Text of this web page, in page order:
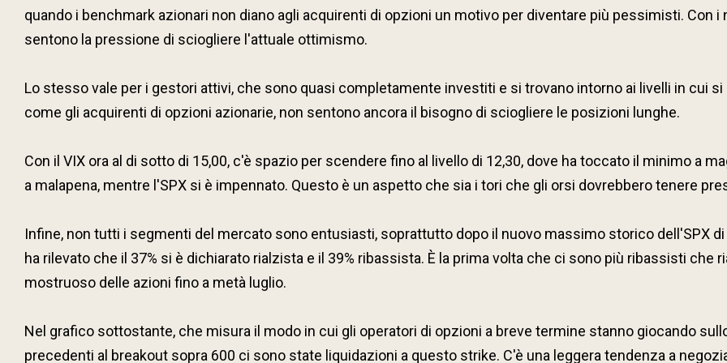
quando i benchmark azionari non diano agli acquirenti di opzioni un motivo per diventare più pessimisti. Con
sentono la pressione di sciogliere l'attuale ottimismo.
Lo stesso vale per i gestori attivi, che sono quasi completamente investiti e si trovano intorno ai livelli in cui
come gli acquirenti di opzioni azionarie, non sentono ancora il bisogno di sciogliere le posizioni lunghe.
Con il VIX ora al di sotto di 15,00, c'è spazio per scendere fino al livello di 12,30, dove ha toccato il minimo a
a malapena, mentre l'SPX si è impennato. Questo è un aspetto che sia i tori che gli orsi dovrebbero tenere
Infine, non tutti i segmenti del mercato sono entusiasti, soprattutto dopo il nuovo massimo storico dell'SPX
ha rilevato che il 37% si è dichiarato rialzista e il 39% ribassista. È la prima volta che ci sono più ribassisti che
mostruoso delle azioni fino a metà luglio.
Nel grafico sottostante, che misura il modo in cui gli operatori di opzioni a breve termine stanno giocando
precedenti al breakout sopra 600 ci sono state liquidazioni a questo strike. C'è una leggera tendenza a